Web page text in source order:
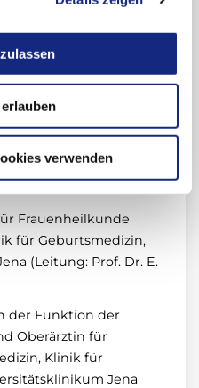
verwenden
und
Gynäkologie, St.
Gynäkologie, HELIOS
Frauenheilkunde
für Geburtsmedizin,
(Leitung: Prof. Dr. E.
der Funktion der
Oberärztin für
Klinik für
Jena